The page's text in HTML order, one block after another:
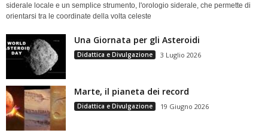
siderale locale e un semplice strumento, l'orologio siderale, che permette di
orientarsi tra le coordinate della volta celeste
Una Giornata per gli Asteroidi
Didattica e Divulgazione 3 Luglio 2026
Marte, il pianeta dei record
Didattica e Divulgazione 19 Giugno 2026